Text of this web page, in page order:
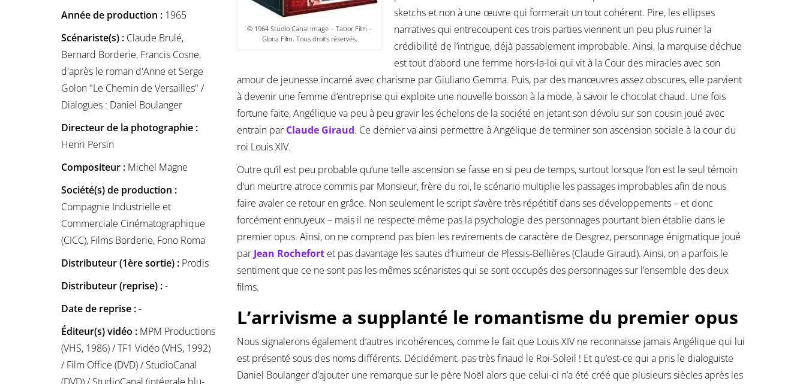
Année de production : 1965
Scénariste(s) : Claude Brulé,
Bernard Borderie, Francis Cosne,
d'après le roman d'Anne et Serge
Golon "Le Chemin de Versailles" /
Dialogues : Daniel Boulanger
Directeur de la photographie :
Henri Persin
Compositeur : Michel Magne
Société(s) de production :
Compagnie Industrielle et
Commerciale Cinématographique
(CICC), Films Borderie, Fono Roma
Distributeur (1ère sortie) : Prodis
Distributeur (reprise) :-
Date de reprise :-
Éditeur(s) vidéo : MPM Productions
(VHS, 1986) / TF1 Vidéo (VHS, 1992)
/ Film Office (DVD) / StudioCanal
© 1964 Studio Canal Image – Tabor Film –
Gloria Film. Tous droits réservés.
sketchs et non à une œuvre qui formerait un tout cohérent. Pire, les ellipses
narratives qui entrecoupent ces trois parties viennent un peu plus ruiner la
crédibilité de l’intrigue, déjà passablement improbable. Ainsi, la marquise déchue
est tout d’abord une femme hors-la-loi qui vit à la Cour des miracles avec son
amour de jeunesse incarné avec charisme par Giuliano Gemma. Puis, par des manœuvres assez obscures, elle parvient
à devenir une femme d’entreprise qui exploite une nouvelle boisson à la mode, à savoir le chocolat chaud. Une fois
fortune faite, Angélique va peu à peu gravir les échelons de la société en jetant son dévolu sur son cousin joué avec
entrain par Claude Giraud. Ce dernier va ainsi permettre à Angélique de terminer son ascension sociale à la cour du
roi Louis XIV.
Outre qu’il est peu probable qu’une telle ascension se fasse en si peu de temps, surtout lorsque l’on est le seul témoin
d’un meurtre atroce commis par Monsieur, frère du roi, le scénario multiplie les passages improbables afin de nous
faire avaler ce retour en grâce. Non seulement le script s’avère très répétitif dans ses développements – et donc
forcément ennuyeux – mais il ne respecte même pas la psychologie des personnages pourtant bien établie dans le
premier opus. Ainsi, on ne comprend pas bien les revirements de caractère de Desgrez, personnage énigmatique joué
par Jean Rochefort et pas davantage les sautes d’humeur de Plessis-Bellières (Claude Giraud). Ainsi, on a parfois le
sentiment que ce ne sont pas les mêmes scénaristes qui se sont occupés des personnages sur l’ensemble des deux
films.
L’arrivisme a supplanté le romantisme du premier opus
Nous signalerons également d’autres incohérences, comme le fait que Louis XIV ne reconnaisse jamais Angélique qui lui
est présenté sous des noms différents. Décidément, pas très finaud le Roi-Soleil ! Et qu’est-ce qui a pris le dialoguiste
Daniel Boulanger d’ajouter une remarque sur le père Noël alors que celui-ci n’a été créé que plusieurs siècles après les